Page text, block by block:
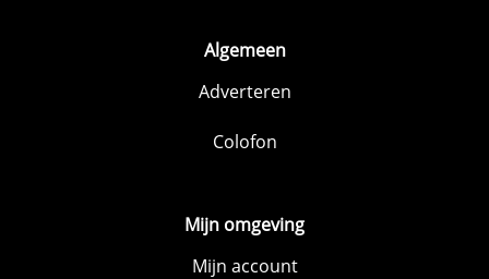
Algemeen
Adverteren
Colofon
Mijn omgeving
Mijn account